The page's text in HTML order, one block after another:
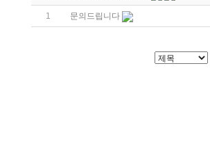
1 문의드립니다